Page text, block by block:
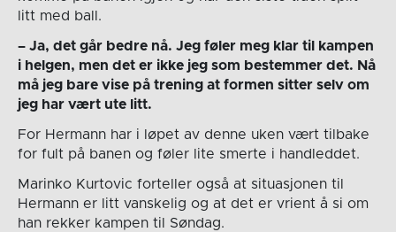
litt med ball.
– Ja, det går bedre nå. Jeg føler meg klar til kampen
i helgen, men det er ikke jeg som bestemmer det. Nå
må jeg bare vise på trening at formen sitter selv om
jeg har vært ute litt.
For Hermann har i løpet av denne uken vært tilbake
for fult på banen og føler lite smerte i handleddet.
Marinko Kurtovic forteller også at situasjonen til
Hermann er litt vanskelig og at det er vrient å si om
han rekker kampen til Søndag.